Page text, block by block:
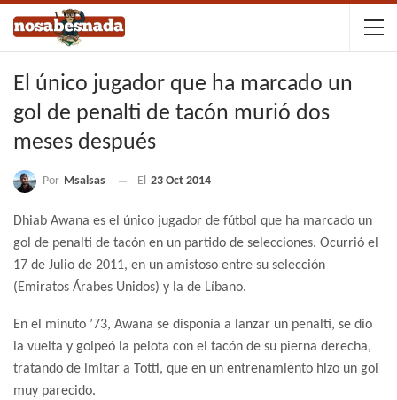
El único jugador que ha marcado un
gol de penalti de tacón murió dos
meses después
Por Msalsas El 23 Oct 2014
Dhiab Awana es el único jugador de fútbol que ha marcado un
gol de penalti de tacón en un partido de selecciones. Ocurrió el
17 de Julio de 2011, en un amistoso entre su selección
(Emiratos Árabes Unidos) y la de Líbano.
En el minuto ’73, Awana se disponía a lanzar un penalti, se dio
la vuelta y golpeó la pelota con el tacón de su pierna derecha,
tratando de imitar a Totti, que en un entrenamiento hizo un gol
muy parecido.